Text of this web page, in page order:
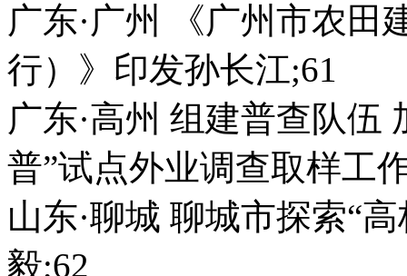
广东·广州 《广州市农田
行）》印发孙长江;61
广东·高州 组建普查队伍
普”试点外业调查取样工
山东·聊城 聊城市探索“
毅;62